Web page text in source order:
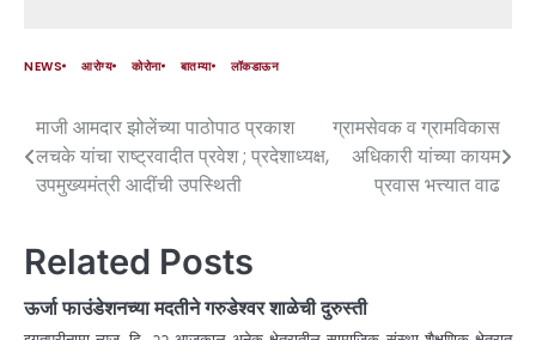
NEWS आरोग्य कोरोना बातम्या लॉकडाऊन
माजी आमदार झोलेंच्या पाठोपाठ प्रकाश
लचके यांचा राष्ट्रवादीत प्रवेश ; प्रदेशाध्यक्ष,
उपमुख्यमंत्री आदींची उपस्थिती
ग्रामसेवक व ग्रामविकास
अधिकारी यांच्या कायम
प्रवास भत्त्यात वाढ
Related Posts
ऊर्जा फाउंडेशनच्या मदतीने गरुडेश्वर शाळेची दुरुस्ती